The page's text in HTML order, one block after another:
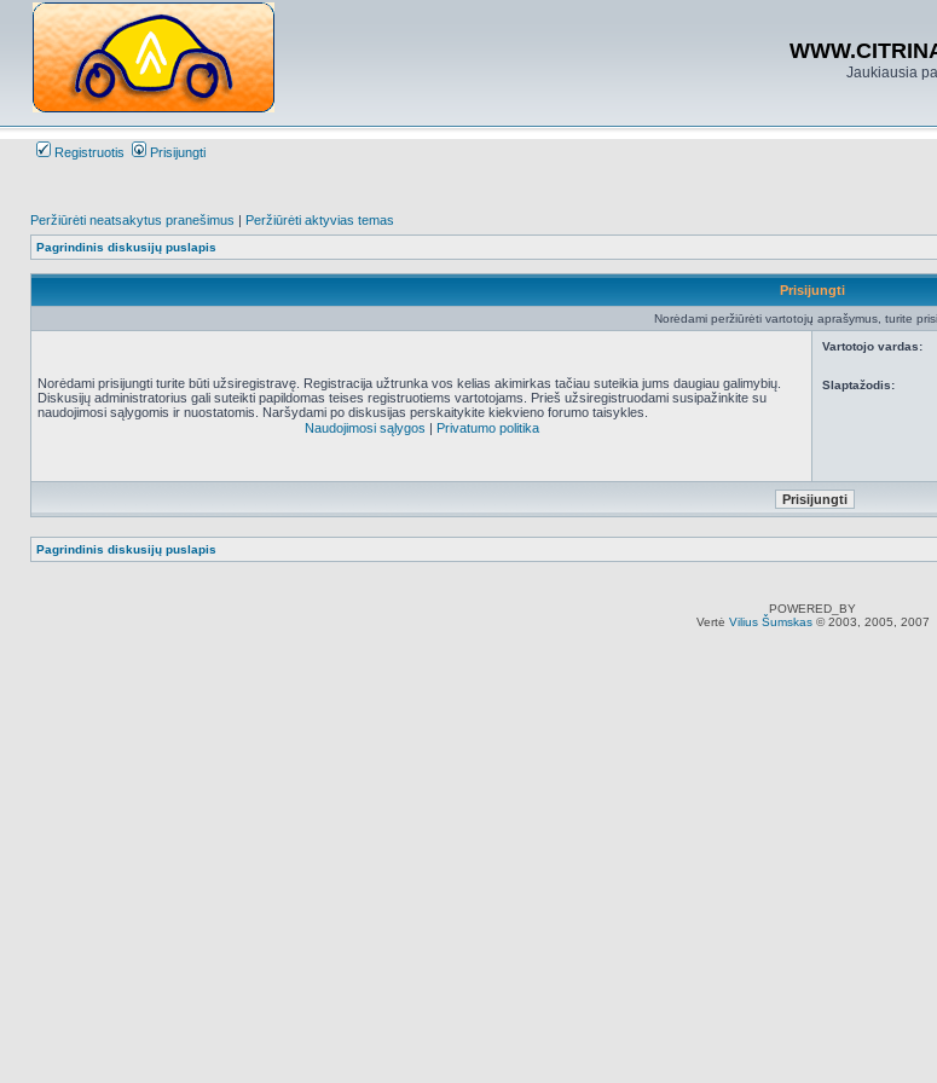
Jaukiausia
Registruotis Prisijungti
Peržiūrėti neatsakytus pranešimus | Peržiūrėti aktyvias temas
Pagrindinis diskusijų puslapis
Prisijungti
Norėdami peržiūrėti vartotojų aprašymus, turite
Norėdami prisijungti turite būti užsiregistravę. Registracija užtrunka vos kelias akimirkas tačiau suteikia jums daugiau galimybių.
Diskusijų administratorius gali suteikti papildomas teises registruotiems vartotojams. Prieš užsiregistruodami susipažinkite su
naudojimosi sąlygomis ir nuostatomis. Naršydami po diskusijas perskaitykite kiekvieno forumo taisykles.
Naudojimosi sąlygos | Privatumo politika
Vartotojo vardas:
Slaptažodis:
Pagrindinis diskusijų puslapis
POWERED_BY
Vertė Vilius Šumskas© 2003, 2005, 2007